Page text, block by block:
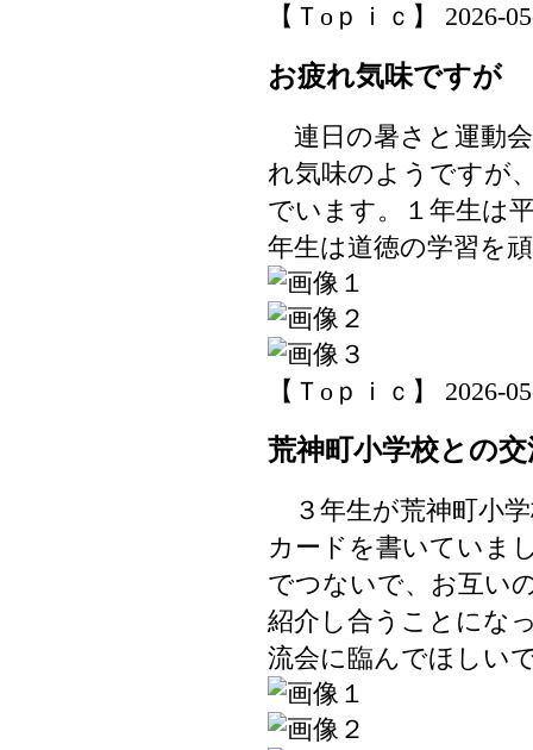
【Ｔoｐｉｃ】 2026-
お疲れ気味ですが
連日の暑さと運動
れ気味のようですが
でいます。１年生は
年生は道徳の学習を
【Ｔoｐｉｃ】 2026-
荒神町小学校との
３年生が荒神町小
カードを書いていま
でつないで、お互い
紹介し合うことにな
流会に臨んでほしい